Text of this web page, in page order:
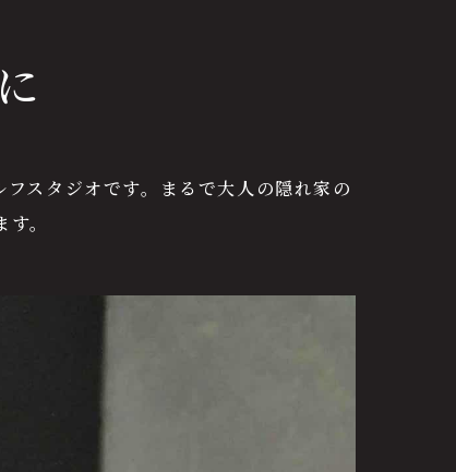
スタジオです。まるで大人の隠れ家の
。